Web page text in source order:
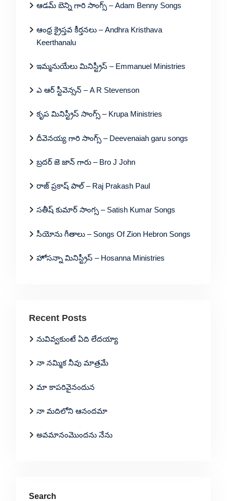
ఆడమ్ బెన్ని గారి సాంగ్స్ – Adam Benny Songs
ఆంధ్ర క్రైస్తవ కీర్తనలు – Andhra Kristhava
Keerthanalu
ఇమ్మనుయేలు మినిస్ట్రీస్ – Emmanuel Ministries
ఎ ఆర్ స్టీవెన్సన్ – A R Stevenson
కృప మినిస్ట్రీస్ సాంగ్స్ – Krupa Ministries
దీవెనయ్య గారి సాంగ్స్ – Deevenaiah garu songs
బ్రదర్ జె జాన్ గారు – Bro J John
రాజ్ ప్రకాష్ పాల్ – Raj Prakash Paul
సతీష్ కుమార్ సాంగ్స – Satish Kumar Songs
సీయోను గీతాలు – Songs Of Zion Hebron Songs
హోసన్నా మినిస్ట్రీస్ – Hosanna Ministries
Recent Posts
నువివ్వకుంటే ఏది లేదయ్యా
నా నమ్మిక నీవు మాత్రమే
మా కాపరివైనందున
నా మదిలోని ఆనందమా
అవమానంమొందను నేను
Search